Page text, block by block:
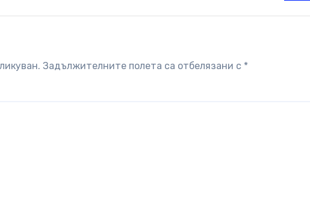
Задължителните полета са отбелязани с *